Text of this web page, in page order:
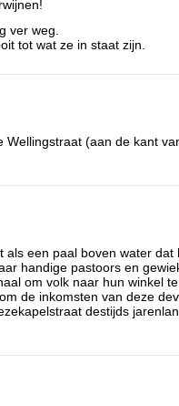
ver weg.
tot wat ze in staat zijn.
Wellingstraat (aan de kant
als een paal boven water dat
handige pastoors en
om volk naar hun winkel
de inkomsten van deze
destijds